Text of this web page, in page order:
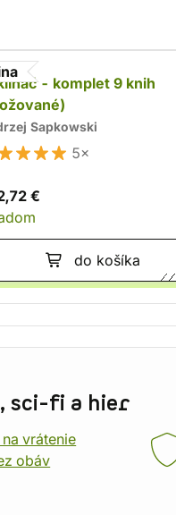
- komplet 9 knih
Sapkowski
5×
€
do košíka
sci-fi a hier
vrátenie
obáv